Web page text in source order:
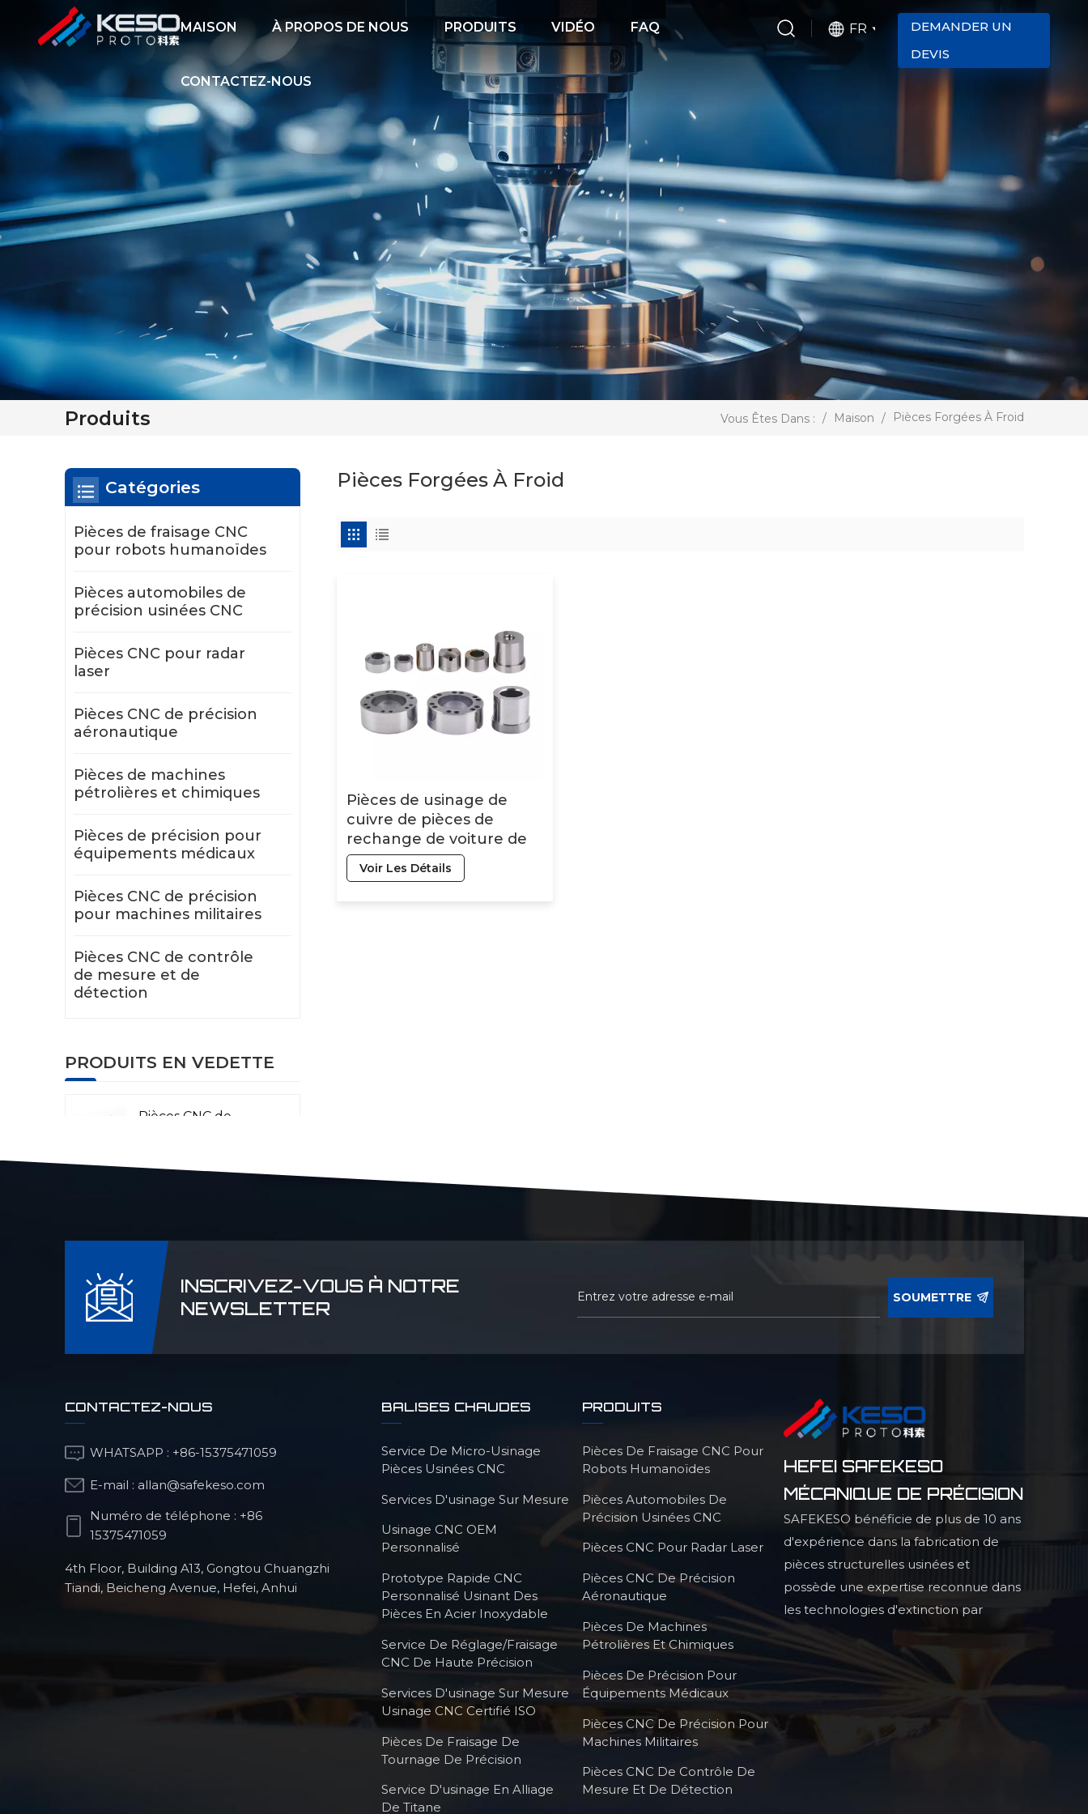
MAISON À PROPOS DE NOUS PRODUITS VIDÉO FAQ
CONTACTEZ-NOUS
FR
DEMANDER UN
DEVIS
Produits Vous Êtes Dans : / Maison / Pièces Forgées À Froid
Pièces Forgées À Froid
Pièces de usinage de
cuivre de pièces de
rechange de voiture de
pompe à huile de vitesse
d'OEM
Voir Les Détails
Catégories
Pièces de fraisage CNC
pour robots humanoïdes
Pièces automobiles de
précision usinées CNC
Pièces CNC pour radar
laser
Pièces CNC de précision
aéronautique
Pièces de machines
pétrolières et chimiques
Pièces de précision pour
équipements médicaux
Pièces CNC de précision
pour machines militaires
Pièces CNC de contrôle
de mesure et de
détection
PRODUITS EN VEDETTE
Pièces CNC de
Pièces de machines
pour l'industrie
pétrolière et
précision pour
Partie de structure
Pièces de fraisage
CNC pour robots
orthopédiques
INSCRIVEZ-VOUS À NOTRE
NEWSLETTER
SOUMETTRE
CONTACTEZ-NOUS
WHATSAPP : +86-15375471059
E-mail : allan@safekeso.com
Numéro de téléphone : +86
15375471059
4th Floor, Building A13, Gongtou Chuangzhi
Tiandi, Beicheng Avenue, Hefei, Anhui
BALISES CHAUDES
Service De Micro-Usinage
Pièces Usinées CNC
Services D'usinage Sur Mesure
Usinage CNC OEM
Personnalisé
Prototype Rapide CNC
Personnalisé Usinant Des
Pièces En Acier Inoxydable
Service De Réglage/fraisage
CNC De Haute Précision
Services D'usinage Sur Mesure
Usinage CNC Certifié ISO
Pièces De Fraisage De
Tournage De Précision
Service D'usinage En Alliage
De Titane
PRODUITS
Pièces De Fraisage CNC Pour
Robots Humanoïdes
Pièces Automobiles De
Précision Usinées CNC
Pièces CNC Pour Radar Laser
Pièces CNC De Précision
Aéronautique
Pièces De Machines
Pétrolières Et Chimiques
Pièces De Précision Pour
Équipements Médicaux
Pièces CNC De Précision Pour
Machines Militaires
Pièces CNC De Contrôle De
Mesure Et De Détection
HEFEI SAFEKESO
MÉCANIQUE DE PRÉCISION
SAFEKESO bénéficie de plus de 10 ans
d'expérience dans la fabrication de
pièces structurelles usinées et
possède une expertise reconnue dans
les technologies d'extinction par
infrarouge, la production de pièces
structurelles profilées de haute
précision et les procédés de haute
qualité.